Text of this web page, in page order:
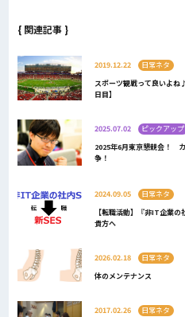
{ 関連記事 }
2019.12.22
日常ネタ
スポーツ観戦って良いよ
日目】
2025.07.02 ピックアップ
2025年6月東京懇親会！
争！
2024.09.05
日常ネタ
【転職活動】『非IT企業
貴方へ
2026.02.18
日常ネタ
体のメンテナンス
2017.02.26
日常ネタ